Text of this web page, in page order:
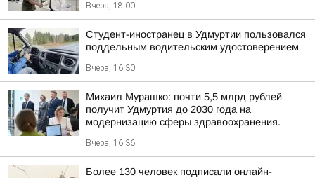
Вчера, 18:00
Студент-иностранец в Удмуртии пользовался
поддельным водительским удостоверением
Вчера, 16:30
Михаил Мурашко: почти 5,5 млрд рублей
получит Удмуртия до 2030 года на
модернизацию сферы здравоохранения.
Вчера, 16:36
Более 130 человек подписали онлайн-